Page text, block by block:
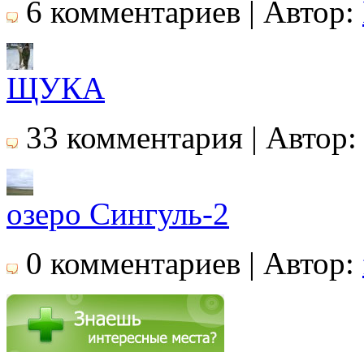
6 комментариев | Автор:
ЩУКА
33 комментария | Автор:
озеро Сингуль-2
0 комментариев | Автор: